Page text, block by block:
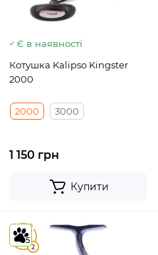
5000
Є в наявності
Котушка Kalipso Kingster
2000
2000 3000
1 150 грн
Купити
5
2
5